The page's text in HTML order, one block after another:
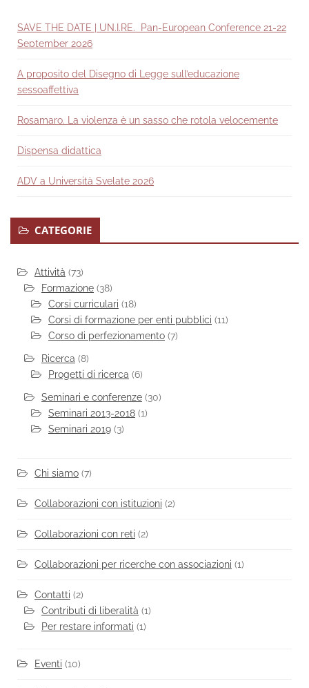
SAVE THE DATE | UN.I.RE. Pan-European Conference 21-22
September 2026
A proposito del Disegno di Legge sull’educazione
sessoaffettiva
Rosamaro. La violenza è un sasso che rotola velocemente
Dispensa didattica
ADV a Università Svelate 2026
CATEGORIE
Attività (73)
Formazione (38)
Corsi curriculari (18)
Corsi di formazione per enti pubblici (11)
Corso di perfezionamento (7)
Ricerca (8)
Progetti di ricerca (6)
Seminari e conferenze (30)
Seminari 2013-2018 (1)
Seminari 2019 (3)
Chi siamo (7)
Collaborazioni con istituzioni (2)
Collaborazioni con reti (2)
Collaborazioni per ricerche con associazioni (1)
Contatti (2)
Contributi di liberalità (1)
Per restare informati (1)
Eventi (10)